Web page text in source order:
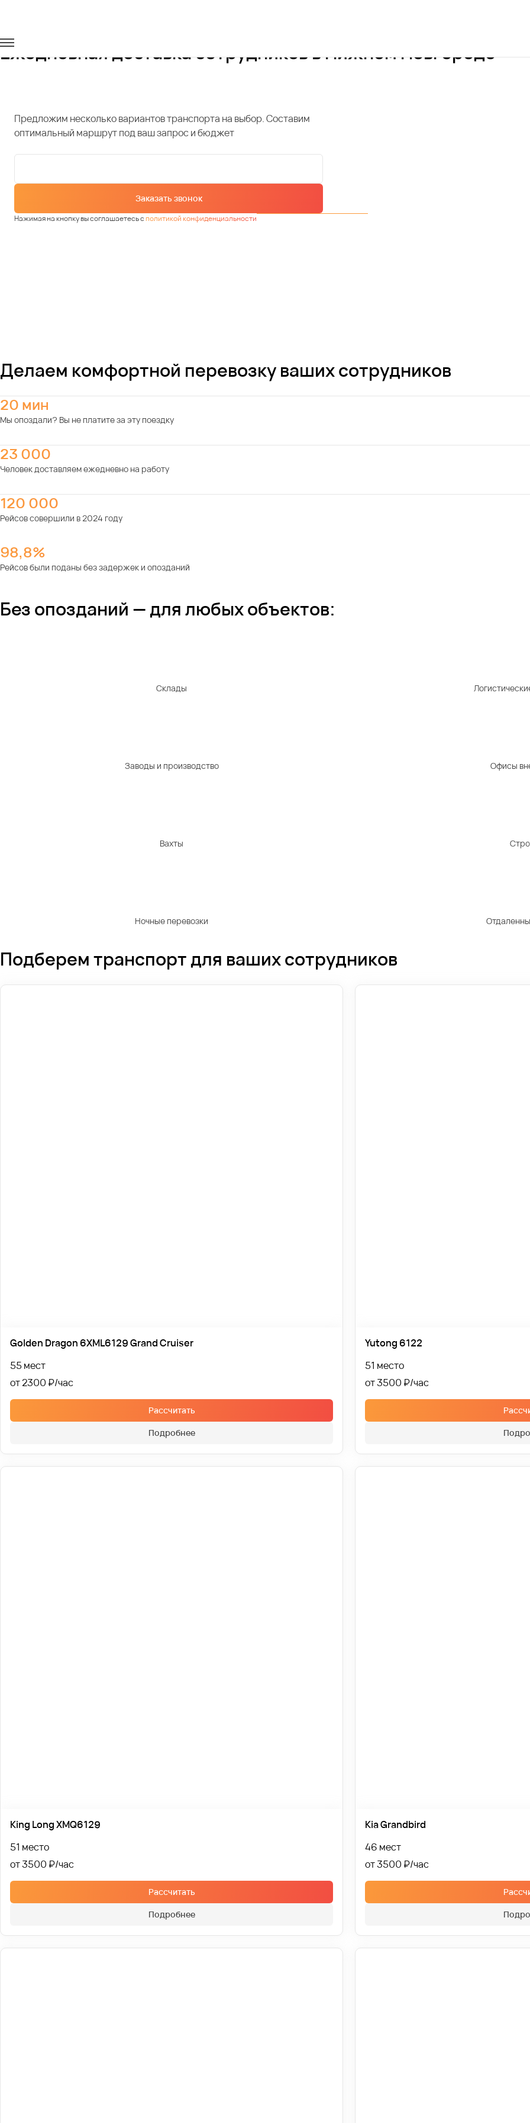
Ежедневная доставка сотрудников в Нижнем Новгороде
Предложим несколько вариантов транспорта на выбор. Составим
оптимальный маршрут под ваш запрос и бюджет
Заказать звонок
Нажимая на кнопку вы соглашаетесь сполитикой конфиденциальности
Делаем комфортной перевозку ваших сотрудников
20 мин
Мы опоздали? Вы не платите за эту поездку
23 000
Человек доставляем ежедневно на работу
120 000
Рейсов совершили в 2024 году
98,8%
Рейсов были поданы без задержек и опозданий
Без опозданий — для любых объектов:
Склады
Заводы и производство Офисы
Вахты
Ночные перевозки
Подберем транспорт для ваших сотрудников
Golden Dragon 6XML6129 Grand Cruiser
55 мест
от 2300 ₽
Рассчитать
Подробнее
Yutong 6122
51 место
от 3500 ₽
King Long XMQ6129
51 место
от 3500 ₽
Рассчитать
Подробнее
Kia Grandbird
46 мест
от 3500 ₽